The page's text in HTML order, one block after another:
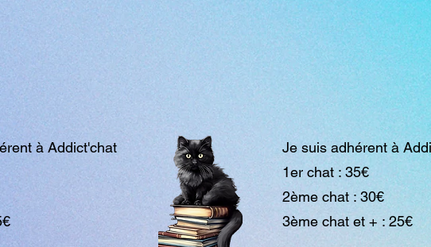
à Addict'chat
Je suis adhérent à
1er chat : 35€
2ème chat : 30€
3ème chat et +